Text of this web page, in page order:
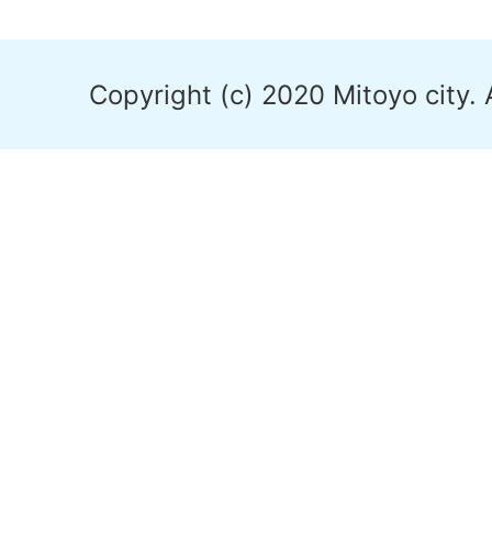
Copyright (c) 2020 Mitoyo city.